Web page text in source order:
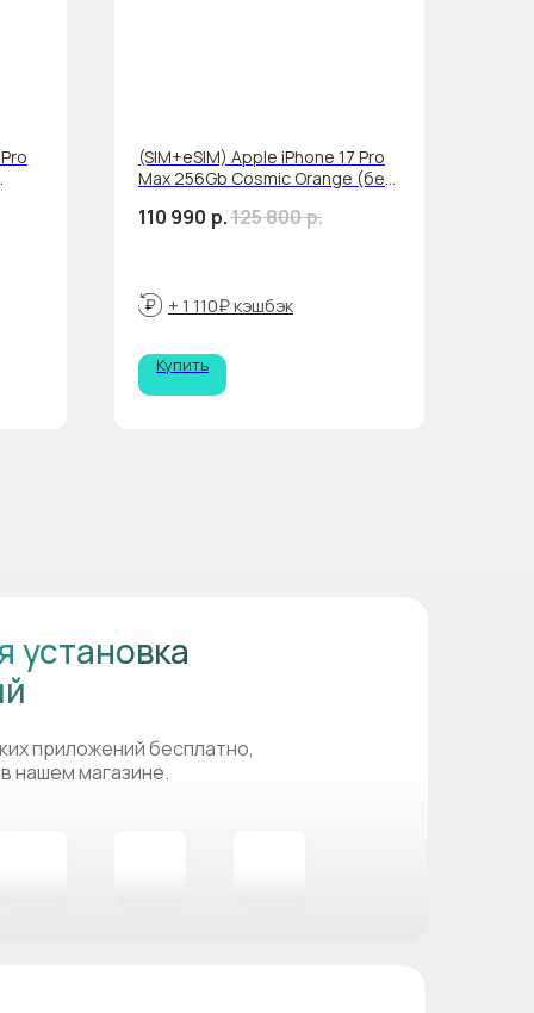
(SIM+eSIM) Apple iPhone 17 Pro
Max 256Gb Cosmic Orange (без
110 990 р.125 800р.
+ 1 110₽ кэшбэк
Купить
приложений бесплатно,
нашем магазине.
установка